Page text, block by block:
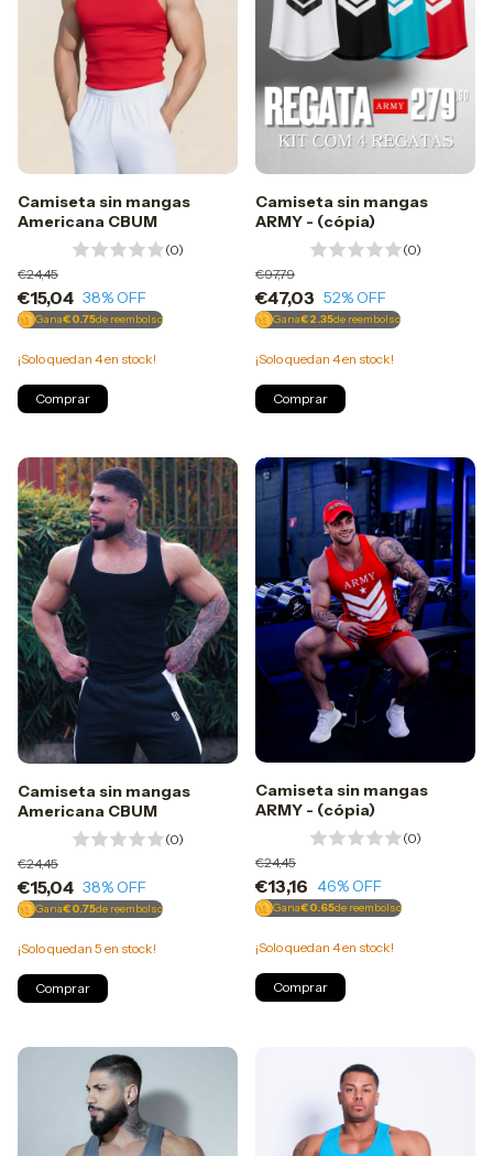
Camiseta sin mangas
Americana CBUM
(0)
€15,04
€24,45
38% OFF
Gana€0.75de reembolso
¡Solo quedan 4en stock!
Comprar
Camiseta sin mangas
ARMY - (cópia)
(0)
€47,03
€97,79
52% OFF
Gana€2.35de reembolso
¡Solo quedan 4en stock!
Comprar
Camiseta sin mangas
Americana CBUM
(0)
€15,04
€24,45
38% OFF
Gana€0.75de reembolso
¡Solo quedan 5 en stock!
Comprar
Camiseta sin mangas
ARMY - (cópia)
(0)
€13,16
€24,45
46% OFF
Gana€0.65de reembolso
¡Solo quedan 4en stock!
Comprar